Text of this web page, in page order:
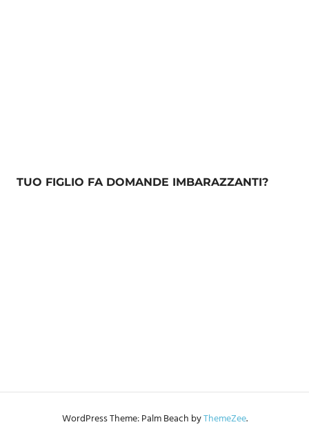
TUO FIGLIO FA DOMANDE IMBARAZZANTI?
WordPress Theme: Palm Beach byThemeZee.